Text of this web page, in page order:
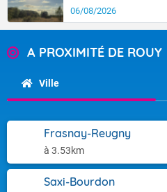
06/08/2026
A PROXIMITÉ DE ROUY
Ville
Frasnay-Reugny
à 3.53km
Saxi-Bourdon